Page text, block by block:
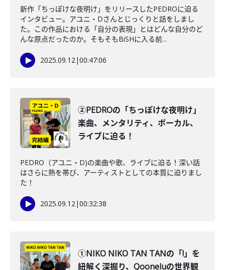
新作「ちっぽけな夜明け」をリリースしたPEDROに迫る
インタビュー。アユニ・Dさんとじっくりと話をしまし
た。この作品における「自分の表現」とはどんな自分のど
んな原点だったのか。そもそもBiSHに入る前...
2025.09.12|00:47:06
②PEDROの「ちっぽけな夜明け」
楽曲、メンタリティ、ボーカル、
ライブに迫る！
PEDRO（アユニ・D)の楽曲や歌、ライブに迫る！深い話
はさらに熱を帯び、アーティストとしての本質に迫りまし
た！
2025.09.12|00:32:38
①NIKO NIKO TAN TANの「!」を
紐解く深掘り、Qooneluの世界観